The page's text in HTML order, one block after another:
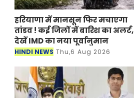
हरियाणा में मानसून फिर मचाएगा
तांडव ! कई जिलों में बारिश का अलर्ट,
देखें IMD का नया पूर्वानुमान
HINDI NEWS Thu,6 Aug 2026